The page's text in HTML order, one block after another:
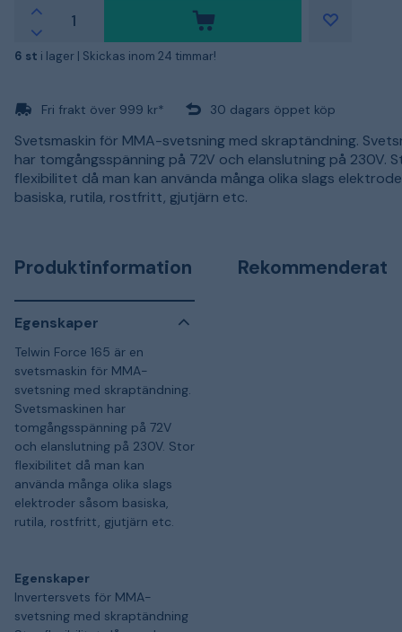
6 st i lager | Skickas inom 24 timmar!
Fri frakt över 999 kr* 30 dagars öppet köp
Svetsmaskin för MMA-svetsning med skraptändning.
har tomgångsspänning på 72V och elanslutning på 230V.
flexibilitet då man kan använda många olika slags
basiska, rutila, rostfritt, gjutjärn etc.
Produktinformation
Egenskaper
Telwin Force 165 är en
svetsmaskin för MMA-
svetsning med skraptändning.
Svetsmaskinen har
tomgångsspänning på 72V
och elanslutning på 230V. Stor
flexibilitet då man kan
använda många olika slags
elektroder såsom basiska,
rutila, rostfritt, gjutjärn etc.
Egenskaper
Invertersvets för MMA-
svetsning med skraptändning
Rekommenderat